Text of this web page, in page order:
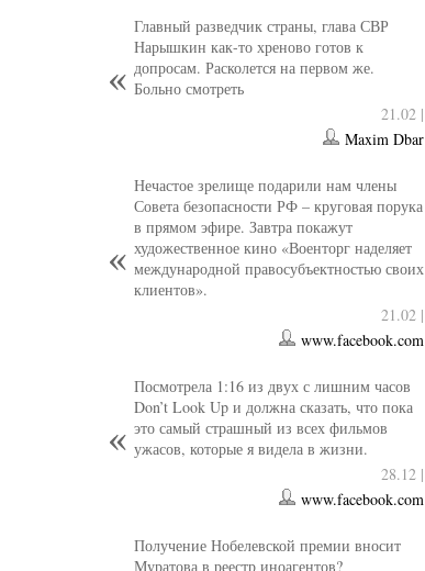
Главный разведчик страны, глава СВР
Нарышкин как-то хреново готов к
допросам. Расколется на первом же.
Больно смотреть
21.02 |
Maxim Dbar
Нечастое зрелище подарили нам члены
Совета безопасности РФ – круговая порука
в прямом эфире. Завтра покажут
художественное кино «Военторг наделяет
международной правосубъектностью своих
клиентов».
21.02 |
www.facebook.com
Посмотрела 1:16 из двух с лишним часов
Don’t Look Up и должна сказать, что пока
это самый страшный из всех фильмов
ужасов, которые я видела в жизни.
28.12 |
www.facebook.com
Получение Нобелевской премии вносит
Муратова в реестр иноагентов?